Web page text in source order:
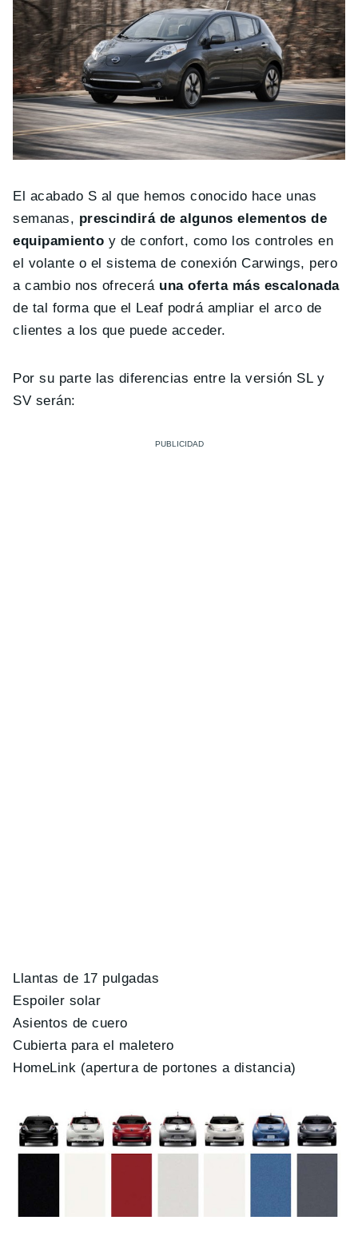
El acabado S al que hemos conocido hace unas
semanas, prescindirá de algunos elementos de
equipamiento y de confort, como los controles en
el volante o el sistema de conexión Carwings, pero
a cambio nos ofrecerá una oferta más escalonada
de tal forma que el Leaf podrá ampliar el arco de
clientes a los que puede acceder.
Por su parte las diferencias entre la versión SL y
SV serán:
Llantas de 17 pulgadas
Espoiler solar
Asientos de cuero
Cubierta para el maletero
HomeLink (apertura de portones a distancia)